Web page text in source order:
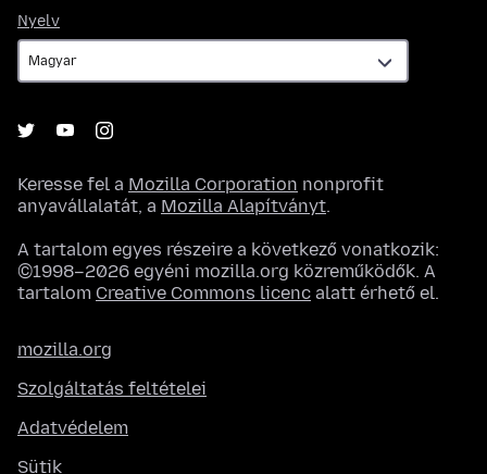
Nyelv
Keresse fel a Mozilla Corporation nonprofit
anyavállalatát, a Mozilla Alapítványt.
A tartalom egyes részeire a következő vonatkozik:
©1998–2026 egyéni mozilla.org közreműködők. A
tartalom Creative Commons licenc alatt érhető el.
mozilla.org
Szolgáltatás feltételei
Adatvédelem
Sütik